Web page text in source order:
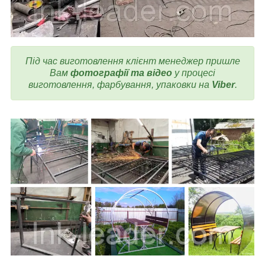
Під час виготовлення клієнт менеджер пришле
Вам фотографії та відео у процесі
виготовлення, фарбування, упаковки на Viber.